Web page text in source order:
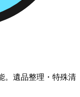
。遺品整理・特殊清